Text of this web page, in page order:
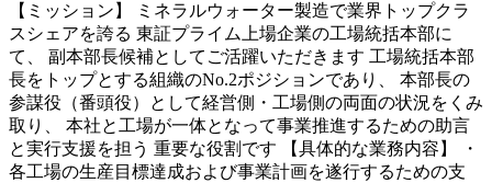
【ミッション】 ミネラルウォーター製造で業界トップクラ
スシェアを誇る 東証プライム上場企業の工場統括本部に
て、 副本部長候補としてご活躍いただきます 工場統括本部
長をトップとする組織のNo.2ポジションであり、 本部長の
参謀役（番頭役）として経営側・工場側の両面の状況をくみ
取り、 本社と工場が一体となって事業推進するための助言
と実行支援を担う 重要な役割です 【具体的な業務内容】 ・
各工場の生産目標達成および事業計画を遂行するための支